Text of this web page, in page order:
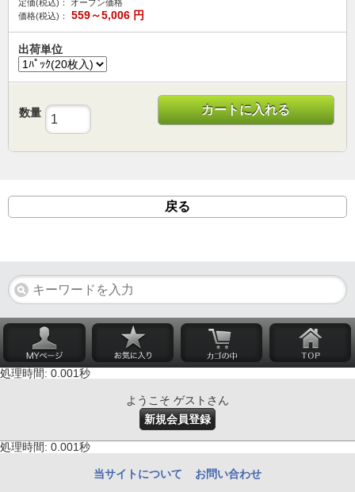
定価(税込)：
オープン価格
価格(税込)：
559～5,006 円
出荷単位
数量 カートに入れる
戻る
処理時間: 0.001秒
ようこそ ゲストさん
新規会員登録
処理時間: 0.001秒
当サイトについて お問い合わせ